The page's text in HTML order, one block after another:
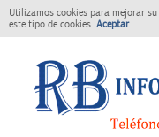
Utilizamos cookies para mejorar
este tipo de cookies. Aceptar